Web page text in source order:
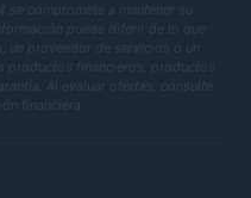
compromete a mantener su
puede diferir de lo que
un proveedor de servicios o un
financieros, productos
Al evaluar ofertas, consulte
financiera.